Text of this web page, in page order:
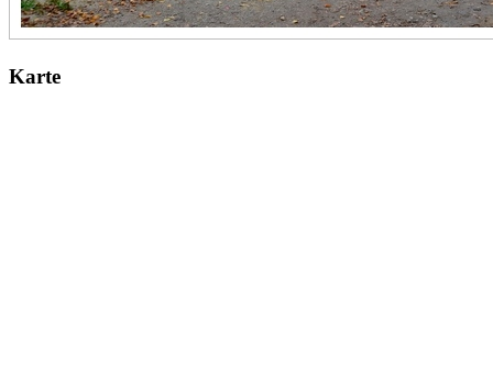
Karte